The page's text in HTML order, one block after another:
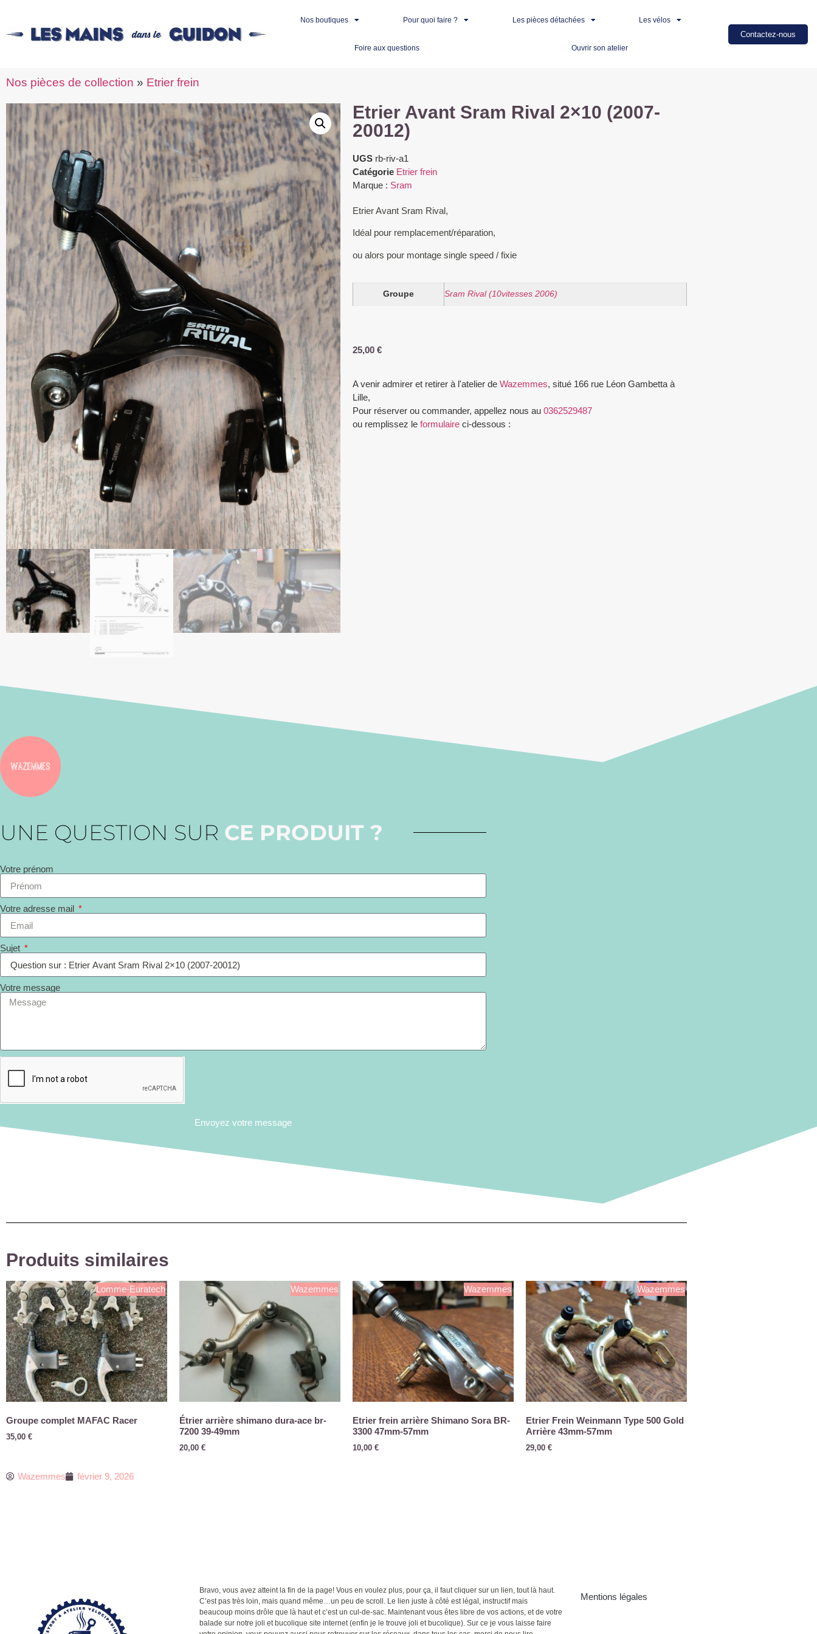
Nos boutiques Pour quoi faire ? Les pièces détachées Les vélos
Foire aux questions Ouvrir son atelier
Contactez-nous
Nos pièces de collection » Etrier frein
Etrier Avant Sram Rival 2×10 (2007-
20012)
UGS rb-riv-a1
Catégorie Etrier frein
Marque : Sram
Etrier Avant Sram Rival,
Idéal pour remplacement/réparation,
ou alors pour montage single speed / fixie
Groupe Sram Rival (10vitesses 2006)
25,00 €
A venir admirer et retirer à l'atelier de Wazemmes, situé 166 rue Léon Gambetta à
Lille,
Pour réserver ou commander, appellez nous au 0362529487
ou remplissez le formulaire ci-dessous :
UNE QUESTION SUR CE PRODUIT ?
Votre prénom
Votre adresse mail
Sujet
Votre message
Envoyez votre message
Produits similaires
Lomme-Euratech
Groupe complet MAFAC Racer
35,00 €
Wazemmes
Étrier arrière shimano dura-ace br-
7200 39-49mm
20,00 €
Wazemmes
Etrier frein arrière Shimano Sora BR-
3300 47mm-57mm
10,00 €
Wazemmes
Etrier Frein Weinmann Type 500 Gold
Arrière 43mm-57mm
29,00 €
Wazemmes février 9, 2026
Bravo, vous avez atteint la fin de la page! Vous en voulez plus, pour ça, il faut cliquer sur un lien, tout là haut.
C’est pas très loin, mais quand même…un peu de scroll. Le lien juste à côté est légal, instructif mais
beaucoup moins drôle que là haut et c’est un cul-de-sac. Maintenant vous êtes libre de vos actions, et de votre
balade sur notre joli et bucolique site internet (enfin je le trouve joli et bucolique). Sur ce je vous laisse faire
Mentions légales